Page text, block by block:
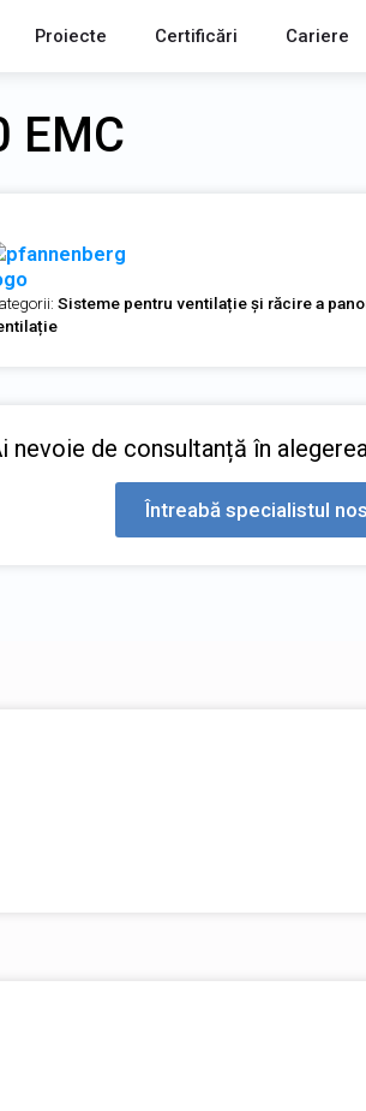
Proiecte Certificări Cariere
EMC
Sisteme pentru ventilație și răcire a
nevoie de consultanță în
Întreabă specialistul